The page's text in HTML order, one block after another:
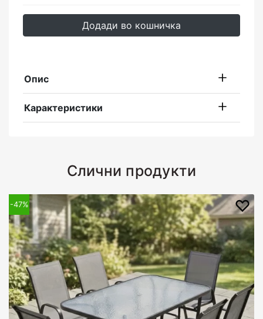
Додади во кошничка
Опис
Карактеристики
Слични продукти
-47%